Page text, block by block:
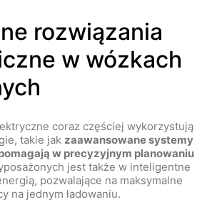
rozwiązania
w wózkach
coraz częściej wykorzystują
takie jak zaawansowane systemy
w precyzyjnym planowaniu
jest także w inteligentne
pozwalające na maksymalne
na jednym ładowaniu.